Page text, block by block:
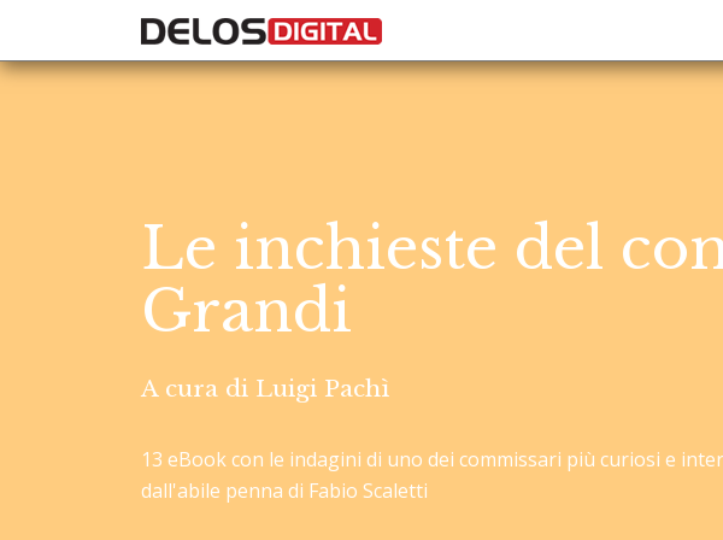
Le inchieste del
Grandi
A cura di Luigi Pachì
13 eBook con le indagini di uno dei commissari più curiosi e
dall'abile penna di Fabio Scaletti